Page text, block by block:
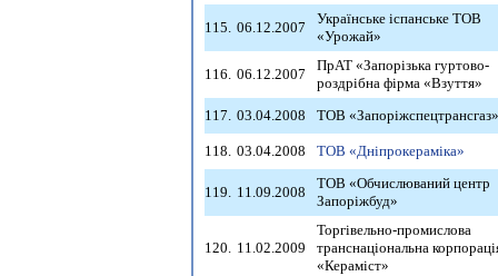
115. 06.12.2007
Українське іспанське ТОВ
«Урожай»
116. 06.12.2007
ПрАТ «Запорізька гуртово-
роздрібна фірма «Взуття»
117. 03.04.2008 ТОВ «Запоріжспецтрансгаз»
118. 03.04.2008 ТОВ «Дніпрокераміка»
119. 11.09.2008
ТОВ «Обчислюваний центр
Запоріжбуд»
120. 11.02.2009
Торгівельно-промислова
транснаціональна
«Кераміст»